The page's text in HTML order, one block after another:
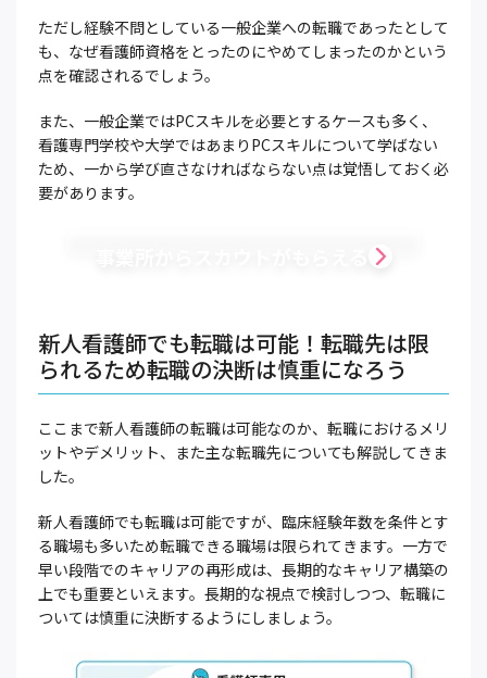
ただし経験不問としている一般企業への転職であったとして
も、なぜ看護師資格をとったのにやめてしまったのかという
点を確認されるでしょう。
また、一般企業ではPCスキルを必要とするケースも多く、
看護専門学校や大学ではあまりPCスキルについて学ばない
ため、一から学び直さなければならない点は覚悟しておく必
要があります。
新人看護師でも転職は可能！転職先は限
られるため転職の決断は慎重になろう
ここまで新人看護師の転職は可能なのか、転職におけるメリ
ットやデメリット、また主な転職先についても解説してきま
した。
新人看護師でも転職は可能ですが、臨床経験年数を条件とす
る職場も多いため転職できる職場は限られてきます。一方で
早い段階でのキャリアの再形成は、長期的なキャリア構築の
上でも重要といえます。長期的な視点で検討しつつ、転職に
ついては慎重に決断するようにしましょう。